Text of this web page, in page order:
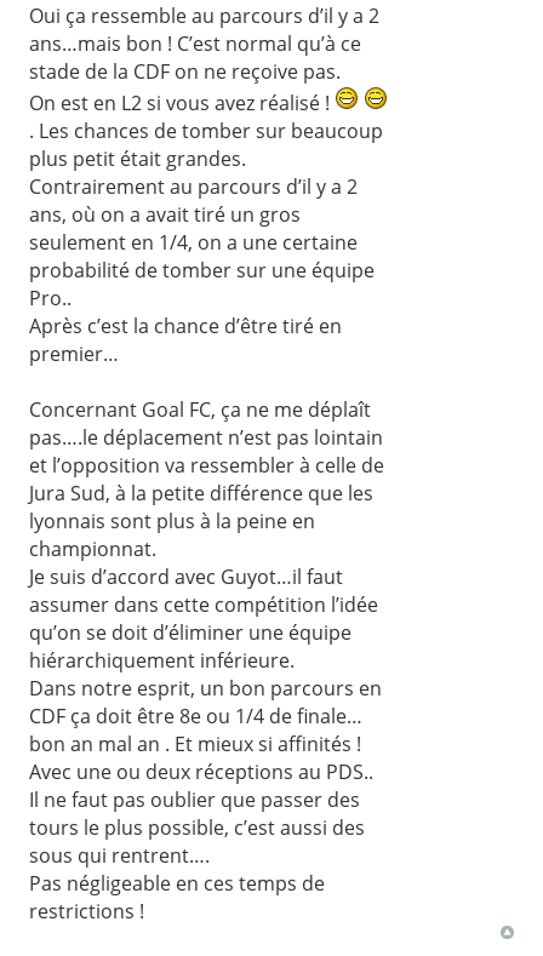
Oui ça ressemble au parcours d’il y a 2
ans…mais bon ! C’est normal qu’à ce
stade de la CDF on ne reçoive pas.
On est en L2 si vous avez réalisé !
. Les chances de tomber sur beaucoup
plus petit était grandes.
Contrairement au parcours d’il y a 2
ans, où on a avait tiré un gros
seulement en 1/4, on a une certaine
probabilité de tomber sur une équipe
Pro..
Après c’est la chance d’être tiré en
premier…
Concernant Goal FC, ça ne me déplaît
pas….le déplacement n’est pas lointain
et l’opposition va ressembler à celle de
Jura Sud, à la petite différence que les
lyonnais sont plus à la peine en
championnat.
Je suis d’accord avec Guyot…il faut
assumer dans cette compétition l’idée
qu’on se doit d’éliminer une équipe
hiérarchiquement inférieure.
Dans notre esprit, un bon parcours en
CDF ça doit être 8e ou 1/4 de finale…
bon an mal an . Et mieux si affinités !
Avec une ou deux réceptions au PDS..
Il ne faut pas oublier que passer des
tours le plus possible, c’est aussi des
sous qui rentrent….
Pas négligeable en ces temps de
restrictions !